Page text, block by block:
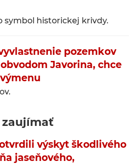
symbol historickej krivdy.
pozemkov
Javorina, chce
zaujímať
výskyt škodlivého
jaseňového,